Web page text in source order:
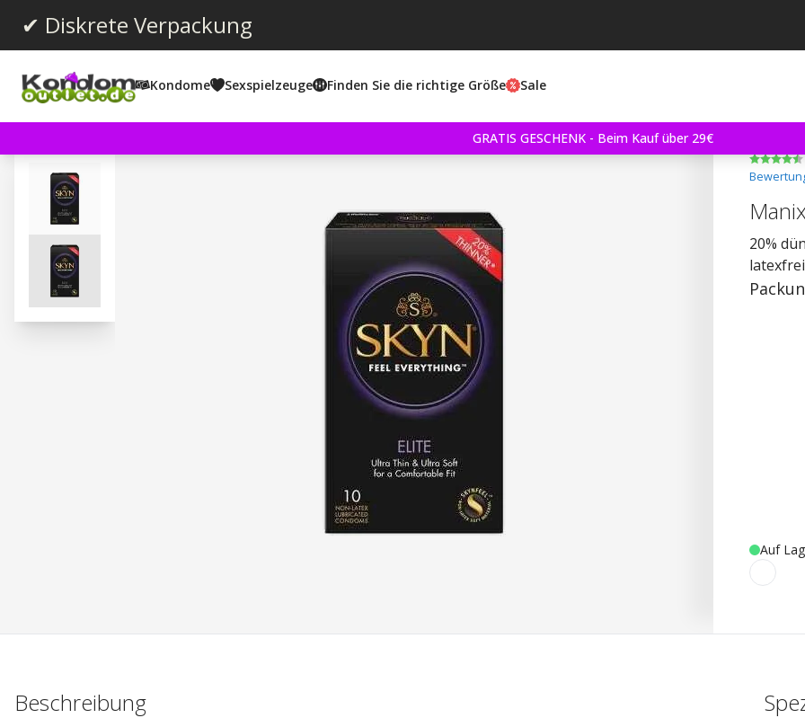
✔ Diskrete Verpackung
Kondome Sexspielzeuge Finden Sie die richtige Größe Sale
GRATIS GESCHENK - Beim Kauf über 29€
20%
Auf
Beschreibung